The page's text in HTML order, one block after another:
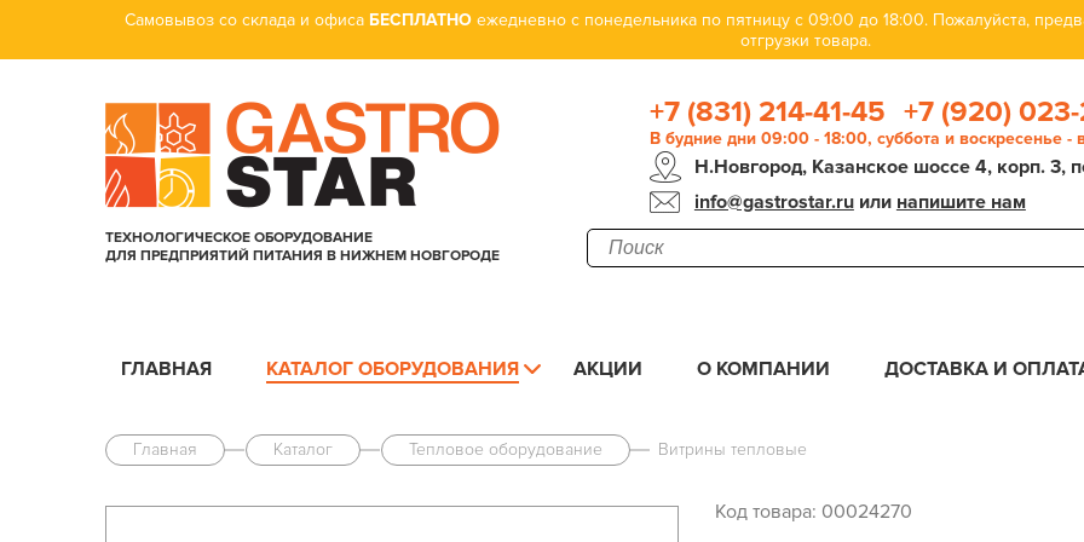
Самовывоз со склада и офиса БЕСПЛАТНО ежедневно с понедельника по пятницу с 09:00 до 18:00. Пожалуйста,
отгрузки товара.
ТЕХНОЛОГИЧЕСКОЕ ОБОРУДОВАНИЕ
ДЛЯ ПРЕДПРИЯТИЙ ПИТАНИЯ В НИЖНЕМ НОВГОРОДЕ
+7 (831) 214-41-45 +7 (920)
В будние дни 09:00 - 18:00, суббота и воскресенье -
Н.Новгород, Казанское шоссе 4, корп. 3,
info@gastrostar.ruили напишите нам
ГЛАВНАЯ КАТАЛОГ ОБОРУДОВАНИЯ АКЦИИ О КОМПАНИИ ДОСТАВКА И
Главная Каталог Тепловое оборудование Витрины тепловые
Код товара: 00024270